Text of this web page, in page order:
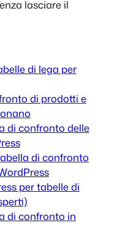
lasciare il
di lega per
di prodotti e
di confronto delle
di confronto
per tabelle di
di confronto in